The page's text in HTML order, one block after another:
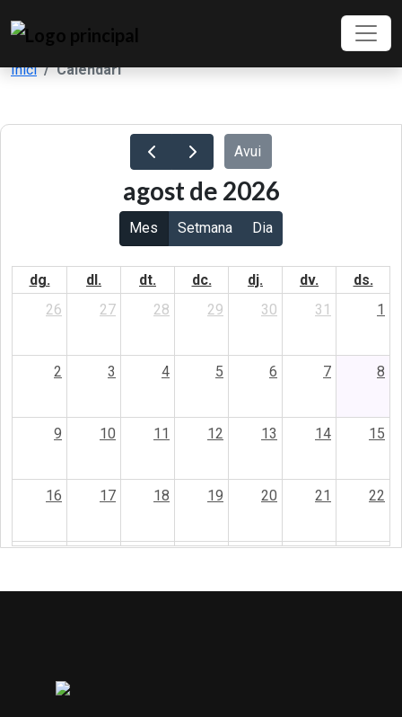
Inici Calendari
Avui
agost de 2026
Mes Setmana Dia
dg. dl. dt. dc. dj. dv.
ds.
26
27 28 29 30 31 1
2 3 4 5 6 7 8
9 10 11 12 13 14 15
16 17 18 19 20 21 22